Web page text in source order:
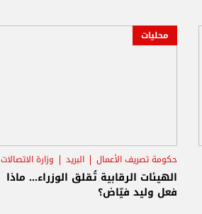
محليات
حكومة تصريف الأعمال البريد وزارة الاتصالات
الهيئات الرقابية تُقلق الوزراء... ماذا
فعل وليد فيّاض؟